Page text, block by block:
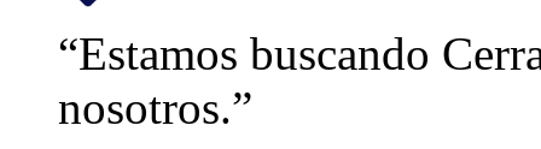
Estamos buscando
nosotros.